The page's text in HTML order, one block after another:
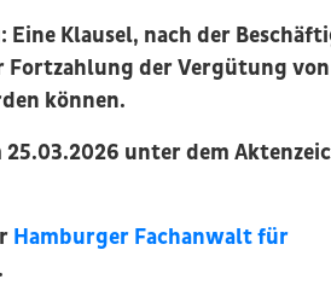
Klausel, nach der
der Vergütung
können.
25.03.2026 unter dem
Hamburger Fachanwalt für